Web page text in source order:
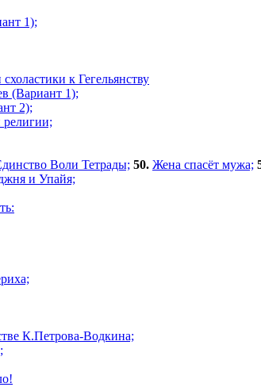
1);
к Гегельянству
(Вариант 1);
2);
Воли Тетрады; 50. Жена спасёт мужа;
и Упайя;
К.Петрова-Водкина;